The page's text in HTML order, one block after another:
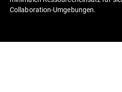
Collaboration-Umgebungen.